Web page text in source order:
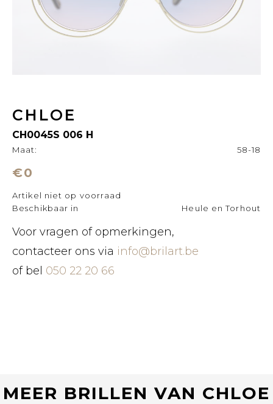
CHLOE
CH0045S 006 H
Maat: 58-18
€0
Artikel niet op voorraad
Beschikbaar in
Heule en Torhout
Voor vragen of opmerkingen,
contacteer ons via info@brilart.be
of bel 050 22 20 66
MEER BRILLEN VAN CHLOE